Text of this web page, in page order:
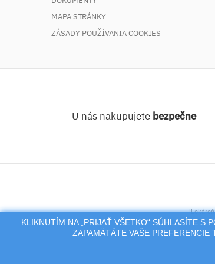
MAPA STRÁNKY
ZÁSADY POUŽÍVANIA COOKIES
KLIKNUTÍM NA „PRIJAŤ VŠETKO“ SÚHLASÍTE S
ZAPAMÄTÁTE VAŠE PREFERENCIE
U nás nakupujete bezpečne